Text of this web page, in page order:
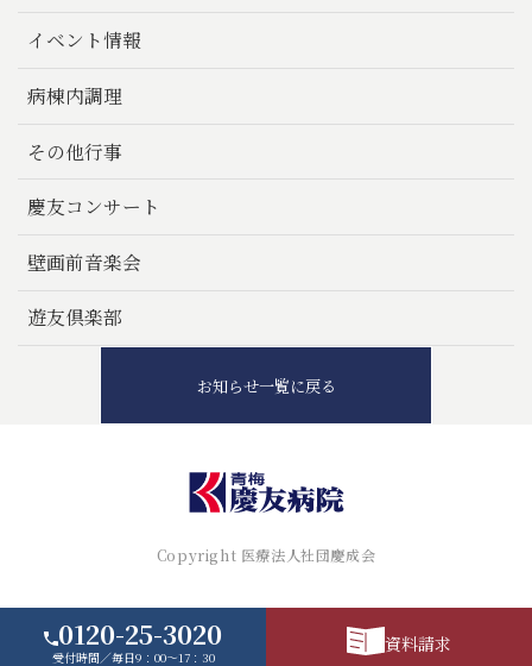
0120-25-3020
受付時間／毎日9：00～17：30
資料請求
イベント情報
病棟内調理
その他行事
慶友コンサート
壁画前音楽会
遊友倶楽部
お知らせ一覧に戻る
Copyright 医療法人社団慶成会